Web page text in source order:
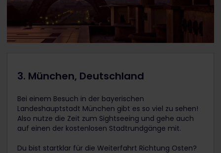
3. München, Deutschland
Bei einem Besuch in der bayerischen
Landeshauptstadt München gibt es so viel zu sehen!
Also nutze die Zeit zum Sightseeing und gehe auch
auf einen der kostenlosen Stadtrundgänge mit.
Du bist startklar für die Weiterfahrt Richtung Osten?